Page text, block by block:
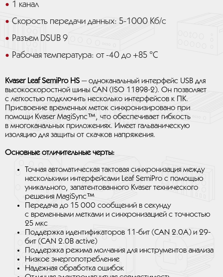
1 канал
Скорость передачи данных: 5-1000 Кб/с
Разъем DSUB 9
Рабочая температура: от -40 до +85 °C
Kvaser Leaf SemiPro HS — одноканальный интерфейс USB для
высокоскоростной шины CAN (ISO 11898-2). Он позволяет
с легкостью подключить несколько интерфейсов к ПК.
Присвоение временных меток синхронизировано при
помощи Kvaser MagiSync™, что обеспечивает гибкость
в многоканальных приложениях. Имеет гальваническую
изоляцию для защиты от скачков напряжения.
Основные отличительные черты:
Точная автоматическая тактовая синхронизация между
несколькими интерфейсами Leaf SemiPro с помощью
уникального, запатентованного Kvaser технического
решения MagiSync™
Передача до 15 000 сообщений в секунду
с временными метками и синхронизацией с точностью
25 мкс
Поддержка идентификаторов 11-бит (CAN 2.0A) и 29-
бит (CAN 2.0B active)
Поддержка режима молчания для инструментов анализа
Низкое энергопотребление
Надежная обработка ошибок